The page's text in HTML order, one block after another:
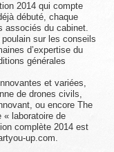
2014 qui compte
débuté, chaque
associés du cabinet.
sur les conseils
d’expertise du
générales
et variées,
de drones civils,
ou encore The
« laboratoire de
complète 2014 est
up.com.